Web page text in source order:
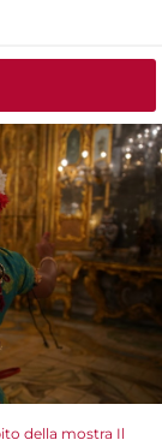
della mostra Il